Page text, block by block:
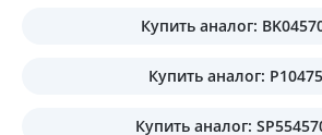
Купить аналог:
Купить аналог:
Купить аналог: